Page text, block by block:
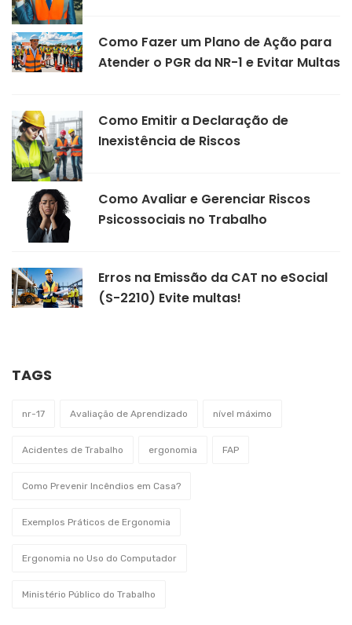
Como Fazer um Plano de Ação para
Atender o PGR da NR-1 e Evitar Multas
Como Emitir a Declaração de
Inexistência de Riscos
Como Avaliar e Gerenciar Riscos
Psicossociais no Trabalho
Erros na Emissão da CAT no eSocial
(S-2210) Evite multas!
TAGS
nr-17 Avaliação de Aprendizado nível máximo
Acidentes de Trabalho ergonomia FAP
Como Prevenir Incêndios em Casa?
Exemplos Práticos de Ergonomia
Ergonomia no Uso do Computador
Ministério Público do Trabalho